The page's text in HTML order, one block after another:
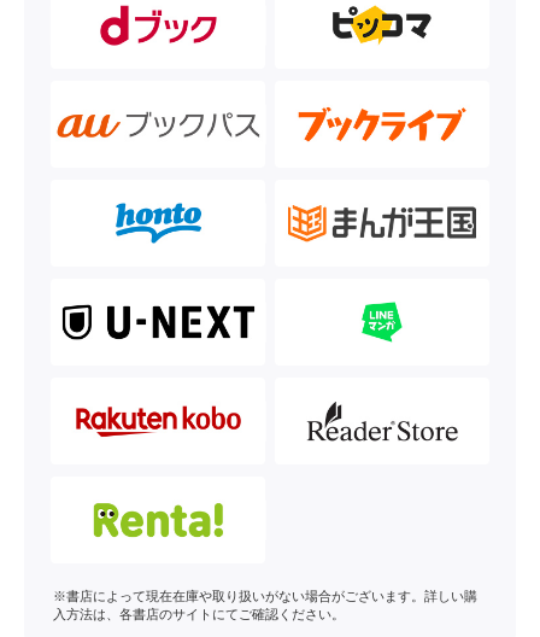
※書店によって現在在庫や取り扱いがない場合がございます。詳しい購
入方法は、各書店のサイトにてご確認ください。